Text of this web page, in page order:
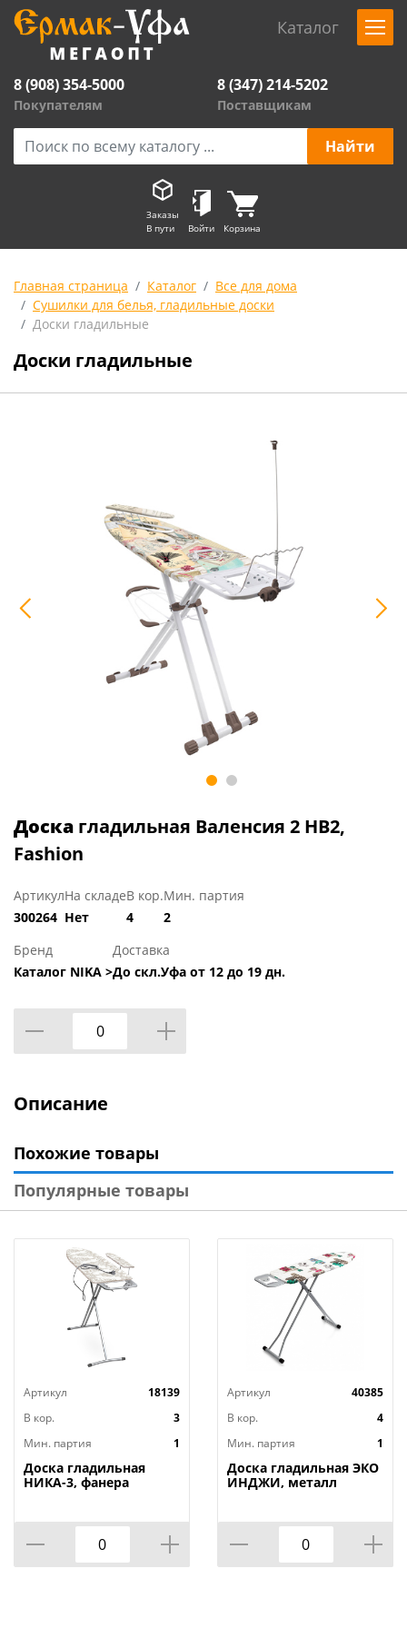
Каталог
8 (908) 354-5000
Покупателям
8 (347) 214-5202
Поставщикам
Заказы
В пути
Войти Корзина
Главная страница Каталог
Все для дома
Сушилки для белья, гладильные доски
Доски гладильные
Доски гладильные
Доска гладильная Валенсия 2 НВ2,
Fashion
Артикул
300264
На складе
Нет
В кор.
4
Мин. партия
2
Бренд
Каталог NIKA >
Доставка
До скл.Уфа от 12 до 19 дн.
Описание
Похожие товары
Популярные товары
Артикул
18139
В кор.
3
Мин. партия
1
Доска гладильная
НИКА-3, фанера
Артикул
40385
В кор.
4
Мин. партия
1
Доска гладильная ЭКО
ИНДЖИ, металл